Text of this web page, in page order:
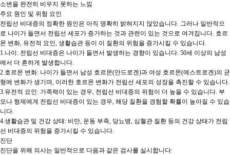
소변을 완전히 비우지 못하는 느낌
주요 원인 및 위험 요인
전립선 비대증의 정확한 원인은 아직 명확히 밝혀지지 않았습니다. 그러나 일반적으
로 나이가 들면서 전립선 세포가 증가하는 것과 관련이 있는 것으로 여겨집니다. 호르
몬 변화, 유전적 요인, 생활습관 등이 이 질환의 위험을 증가시킬 수 있습니다.
1.나이: 전립선 비대증은 나이가 들면서 발생하는 경향이 있습니다. 50세 이상의 남성
에서 더 흔하게 발생합니다.
2.호르몬 변화: 나이가 들면서 남성 호르몬(안드로겐)과 여성 호르몬(에스트로겐)의 균
형에 변화가 생기며, 이러한 호르몬 변화가 전립선 세포의 성장을 촉진할 수 있습니다.
3.유전적 요인: 가족력이 있는 경우, 전립선 비대증의 위험이 더 높을 수 있습니다. 부
모나 형제에게 전립선 비대증이 있는 경우, 해당 질환을 경험할 확률이 높아질 수 있습
니다.
4.생활습관 및 건강 상태: 비만, 운동 부족, 당뇨병, 심혈관 질환 등의 건강 상태가 전립
선 비대증의 위험을 증가시킬 수 있습니다.
진단
진단을 위해 의사는 일반적으로 다음과 같은 검사를 실시합니다: